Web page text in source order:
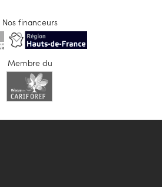
Nos financeurs
Membre du